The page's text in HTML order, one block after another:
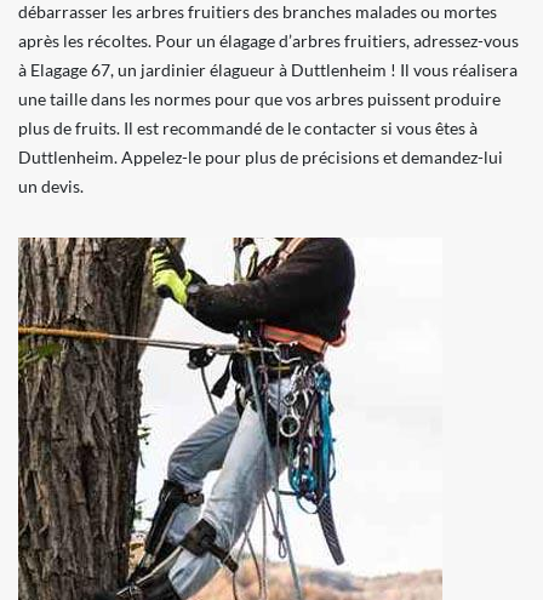
débarrasser les arbres fruitiers des branches malades ou mortes
après les récoltes. Pour un élagage d’arbres fruitiers, adressez-vous
à Elagage 67, un jardinier élagueur à Duttlenheim ! Il vous réalisera
une taille dans les normes pour que vos arbres puissent produire
plus de fruits. Il est recommandé de le contacter si vous êtes à
Duttlenheim. Appelez-le pour plus de précisions et demandez-lui
un devis.